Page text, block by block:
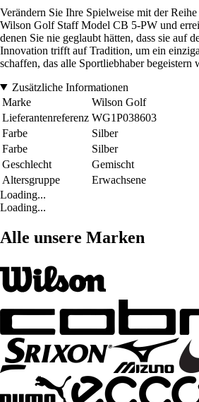
Verändern Sie Ihre Spielweise mit der
Wilson Golf Staff Model CB 5-PW und
denen Sie nie geglaubt hätten, dass sie auf
Innovation trifft auf Tradition, um ein
schaffen, das alle Sportliebhaber begeistern
Zusätzliche Informationen
Marke
Wilson Golf
Lieferantenreferenz WG1P038603
Farbe
Silber
Farbe
Silber
Geschlecht
Gemischt
Altersgruppe
Erwachsene
Loading...
Loading...
Alle unsere Marken